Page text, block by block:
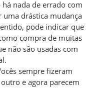
nada de errado com
uma drástica mudança
pode indicar que
compra de muitas
não são usadas com
sempre fizeram
e agora parecem